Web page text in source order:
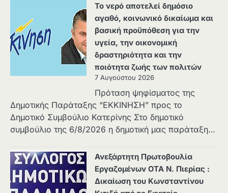
Το νερό αποτελεί δημόσιο
αγαθό, κοινωνικό δικαίωμα και
βασική προϋπόθεση για την
υγεία, την οικονομική
δραστηριότητα και την
ποιότητα ζωής των πολιτών
7 Αυγούστου 2026
Πρόταση ψηφίσματος της
Δημοτικής Παράταξης “ΕΚΚΙΝΗΣΗ” προς το
Δημοτικό Συμβούλιο Κατερίνης Στο δημοτικό
συμβούλιο της 6/8/2026 η δημοτική μας παράταξη…
Ανεξάρτητη Πρωτοβουλία
Εργαζομένων ΟΤΑ Ν. Πιερίας :
Δικαίωση του Κωνσταντίνου